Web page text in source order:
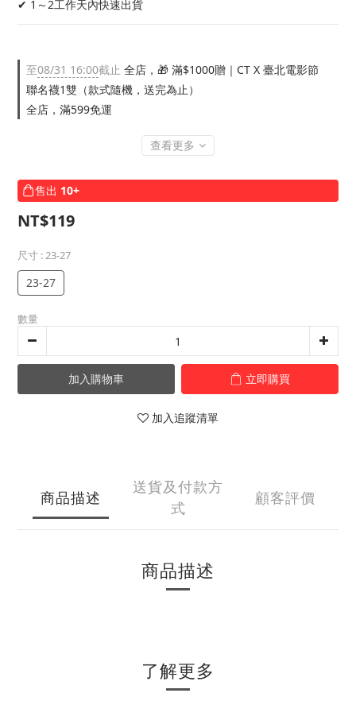
✔ 1～2工作天內快速出貨
至08/31 16:00截止 全店，🎁 滿$1000贈｜CT X 臺北電影節
聯名襪1雙（款式隨機，送完為止）
全店，滿599免運
查看更多
售出 10+
NT$119
尺寸 : 23-27
23-27
數量
加入購物車 立即購買
加入追蹤清單
商品描述
送貨及付款方
式
顧客評價
商品描述
了解更多